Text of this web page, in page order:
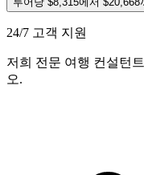
24/7 고객 지원
저희 전문 여행 컨설턴
오.